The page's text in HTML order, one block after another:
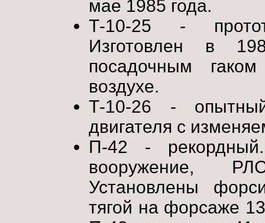
мае 1985 года.
Т-10-25 -
Изготовлен в
посадочным
воздухе.
Т-10-26 -
двигателя с
П-42 -
вооружение,
Установлены
тягой на форсаже